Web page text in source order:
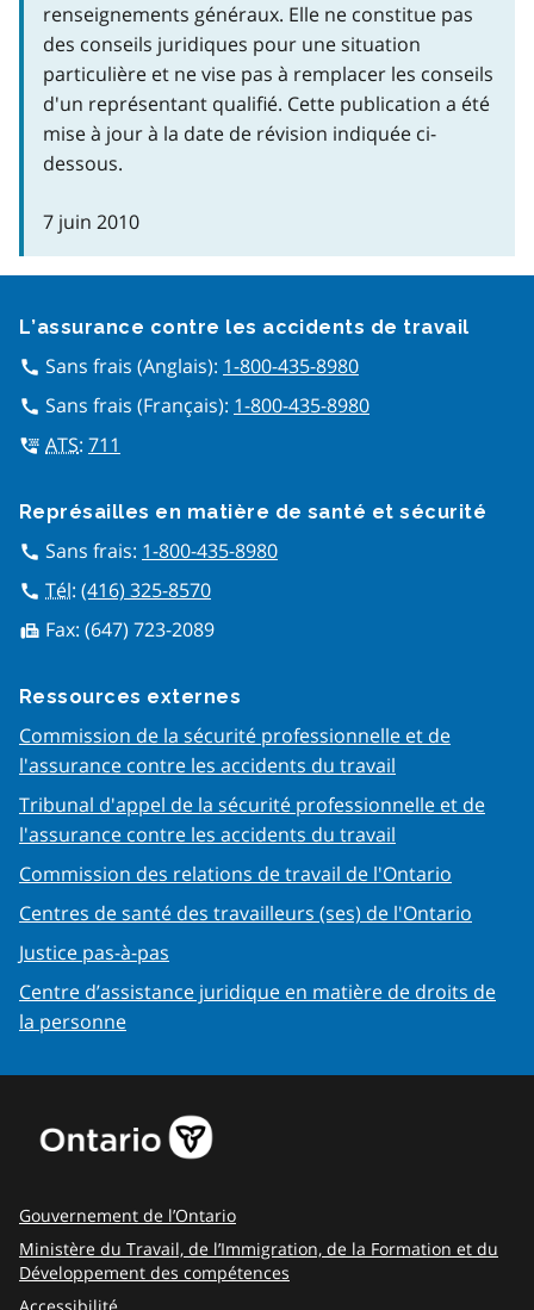
renseignements généraux. Elle ne constitue pas
des conseils juridiques pour une situation
particulière et ne vise pas à remplacer les conseils
d'un représentant qualifié. Cette publication a été
mise à jour à la date de révision indiquée ci-
dessous.
7 juin 2010
L’assurance contre les accidents de travail
call Sans frais (Anglais): 1-800-435-8980
call Sans frais (Français): 1-800-435-8980
tty ATS: 711
Représailles en matière de san​té et sécurité
call Sans frais: 1-800-435-8980
call Tél: (416) 325-8570
fax Fax: (647) 723-2089
Ressources externes
Commission de la sécurité professionnelle et de
l'assurance contre les accidents du travail
Tribunal d'appel de la sécurité professionnelle et de
l'assurance contre les accidents du travail
Commission des relations de travail de l'Ontario
Centres de santé des travailleurs (ses) de l'Ontario
Justice pas-à-pas
Centre d’assistance juridique en matière de droits de
la personne
Gouvernement de l’Ontario
Ministère du Travail, de l’Immigration, de la Formation et du
Développement des compétences